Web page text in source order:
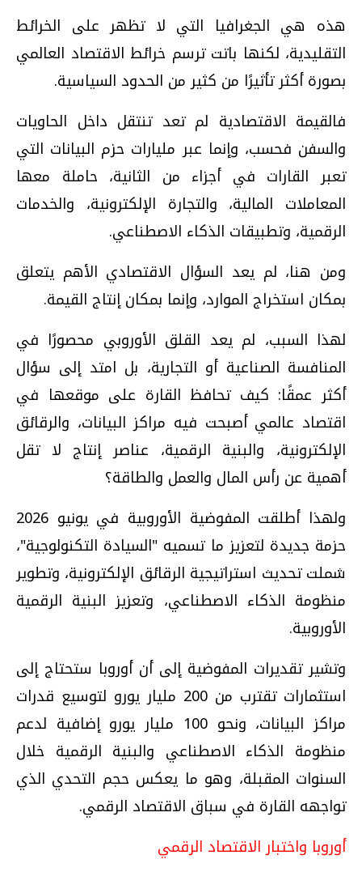
هذه هي الجغرافيا التي لا تظهر على الخرائط
التقليدية، لكنها باتت ترسم خرائط الاقتصاد العالمي
بصورة أكثر تأثيرًا من كثير من الحدود السياسية.
فالقيمة الاقتصادية لم تعد تنتقل داخل الحاويات
والسفن فحسب، وإنما عبر مليارات حزم البيانات التي
تعبر القارات في أجزاء من الثانية، حاملة معها
المعاملات المالية، والتجارة الإلكترونية، والخدمات
الرقمية، وتطبيقات الذكاء الاصطناعي.
ومن هنا، لم يعد السؤال الاقتصادي الأهم يتعلق
بمكان استخراج الموارد، وإنما بمكان إنتاج القيمة.
لهذا السبب، لم يعد القلق الأوروبي محصورًا في
المنافسة الصناعية أو التجارية، بل امتد إلى سؤال
أكثر عمقًا: كيف تحافظ القارة على موقعها في
اقتصاد عالمي أصبحت فيه مراكز البيانات، والرقائق
الإلكترونية، والبنية الرقمية، عناصر إنتاج لا تقل
أهمية عن رأس المال والعمل والطاقة؟
ولهذا أطلقت المفوضية الأوروبية في يونيو 2026
حزمة جديدة لتعزيز ما تسميه "السيادة التكنولوجية"،
شملت تحديث استراتيجية الرقائق الإلكترونية، وتطوير
منظومة الذكاء الاصطناعي، وتعزيز البنية الرقمية
الأوروبية.
وتشير تقديرات المفوضية إلى أن أوروبا ستحتاج إلى
استثمارات تقترب من 200 مليار يورو لتوسيع قدرات
مراكز البيانات، ونحو 100 مليار يورو إضافية لدعم
منظومة الذكاء الاصطناعي والبنية الرقمية خلال
السنوات المقبلة، وهو ما يعكس حجم التحدي الذي
تواجهه القارة في سباق الاقتصاد الرقمي.
أوروبا واختبار الاقتصاد الرقمي